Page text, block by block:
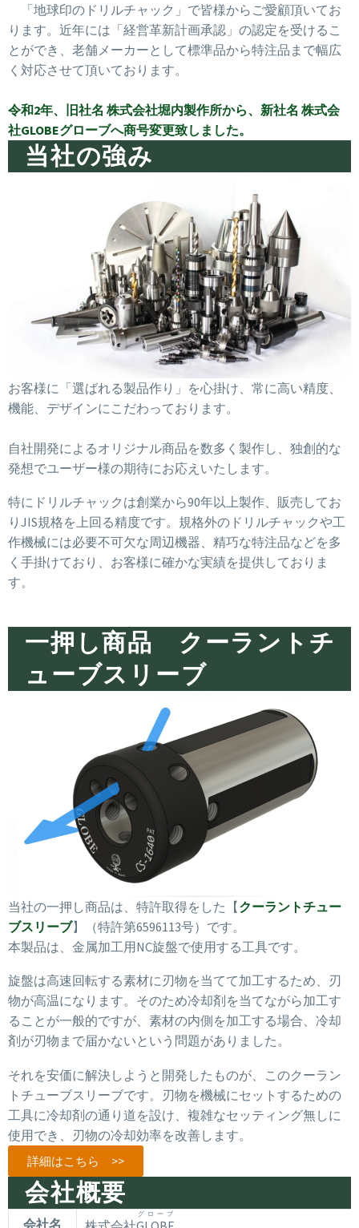
「地球印のドリルチャック」で皆様からご愛顧頂いてお
ります。近年には「経営革新計画承認」の認定を受けるこ
とができ、老舗メーカーとして標準品から特注品まで幅広
く対応させて頂いております。
令和2年、旧社名 株式会社堀内製作所から、新社名 株式会
社GLOBEグローブへ商号変更致しました。
当社の強み
お客様に「選ばれる製品作り」を心掛け、常に高い精度、
機能、デザインにこだわっております。
自社開発によるオリジナル商品を数多く製作し、独創的な
発想でユーザー様の期待にお応えいたします。
特にドリルチャックは創業から90年以上製作、販売してお
りJIS規格を上回る精度です。規格外のドリルチャックや工
作機械には必要不可欠な周辺機器、精巧な特注品などを多
く手掛けており、お客様に確かな実績を提供しておりま
す。
一押し商品 クーラントチ
ューブスリーブ
当社の一押し商品は、特許取得をした【クーラントチュー
ブスリーブ】（特許第6596113号）です。
本製品は、金属加工用NC旋盤で使用する工具です。
旋盤は高速回転する素材に刃物を当てて加工するため、刃
物が高温になります。そのため冷却剤を当てながら加工す
ることが一般的ですが、素材の内側を加工する場合、冷却
剤が刃物まで届かないという問題がありました。
それを安価に解決しようと開発したものが、このクーラン
トチューブスリーブです。刃物を機械にセットするための
工具に冷却剤の通り道を設け、複雑なセッティング無しに
使用でき、刃物の冷却効率を改善します。
詳細はこちら >>
会社概要
会社名
グローブ